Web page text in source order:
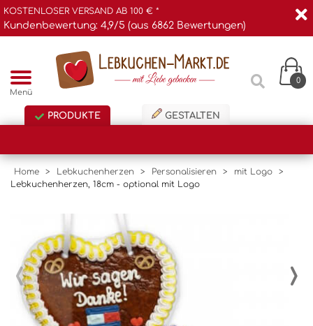
KOSTENLOSER VERSAND AB 100 € *
Kundenbewertung: 4,9/5 (aus 6862 Bewertungen)
Menü
0
PRODUKTE GESTALTEN
Home > Lebkuchenherzen > Personalisieren > mit Logo
>
Lebkuchenherzen, 18cm - optional mit Logo
‹ ›